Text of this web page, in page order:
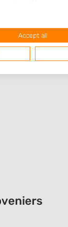
Accept all